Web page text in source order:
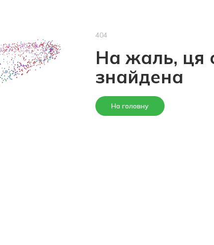
404
На жаль, ця
знайдена
На головну